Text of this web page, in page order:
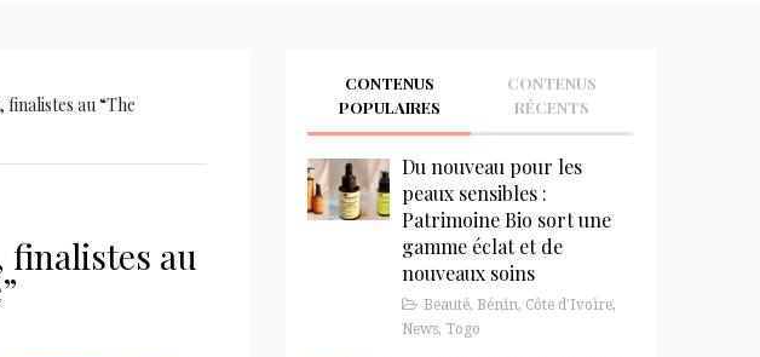
au “The
finalistes au
CONTENUS
POPULAIRES
CONTENUS
RÉCENTS
Du nouveau pour les
peaux sensibles :
Patrimoine Bio sort une
gamme éclat et de
nouveaux soins
Beauté, Bénin, Côte d'Ivoire,
News, Togo